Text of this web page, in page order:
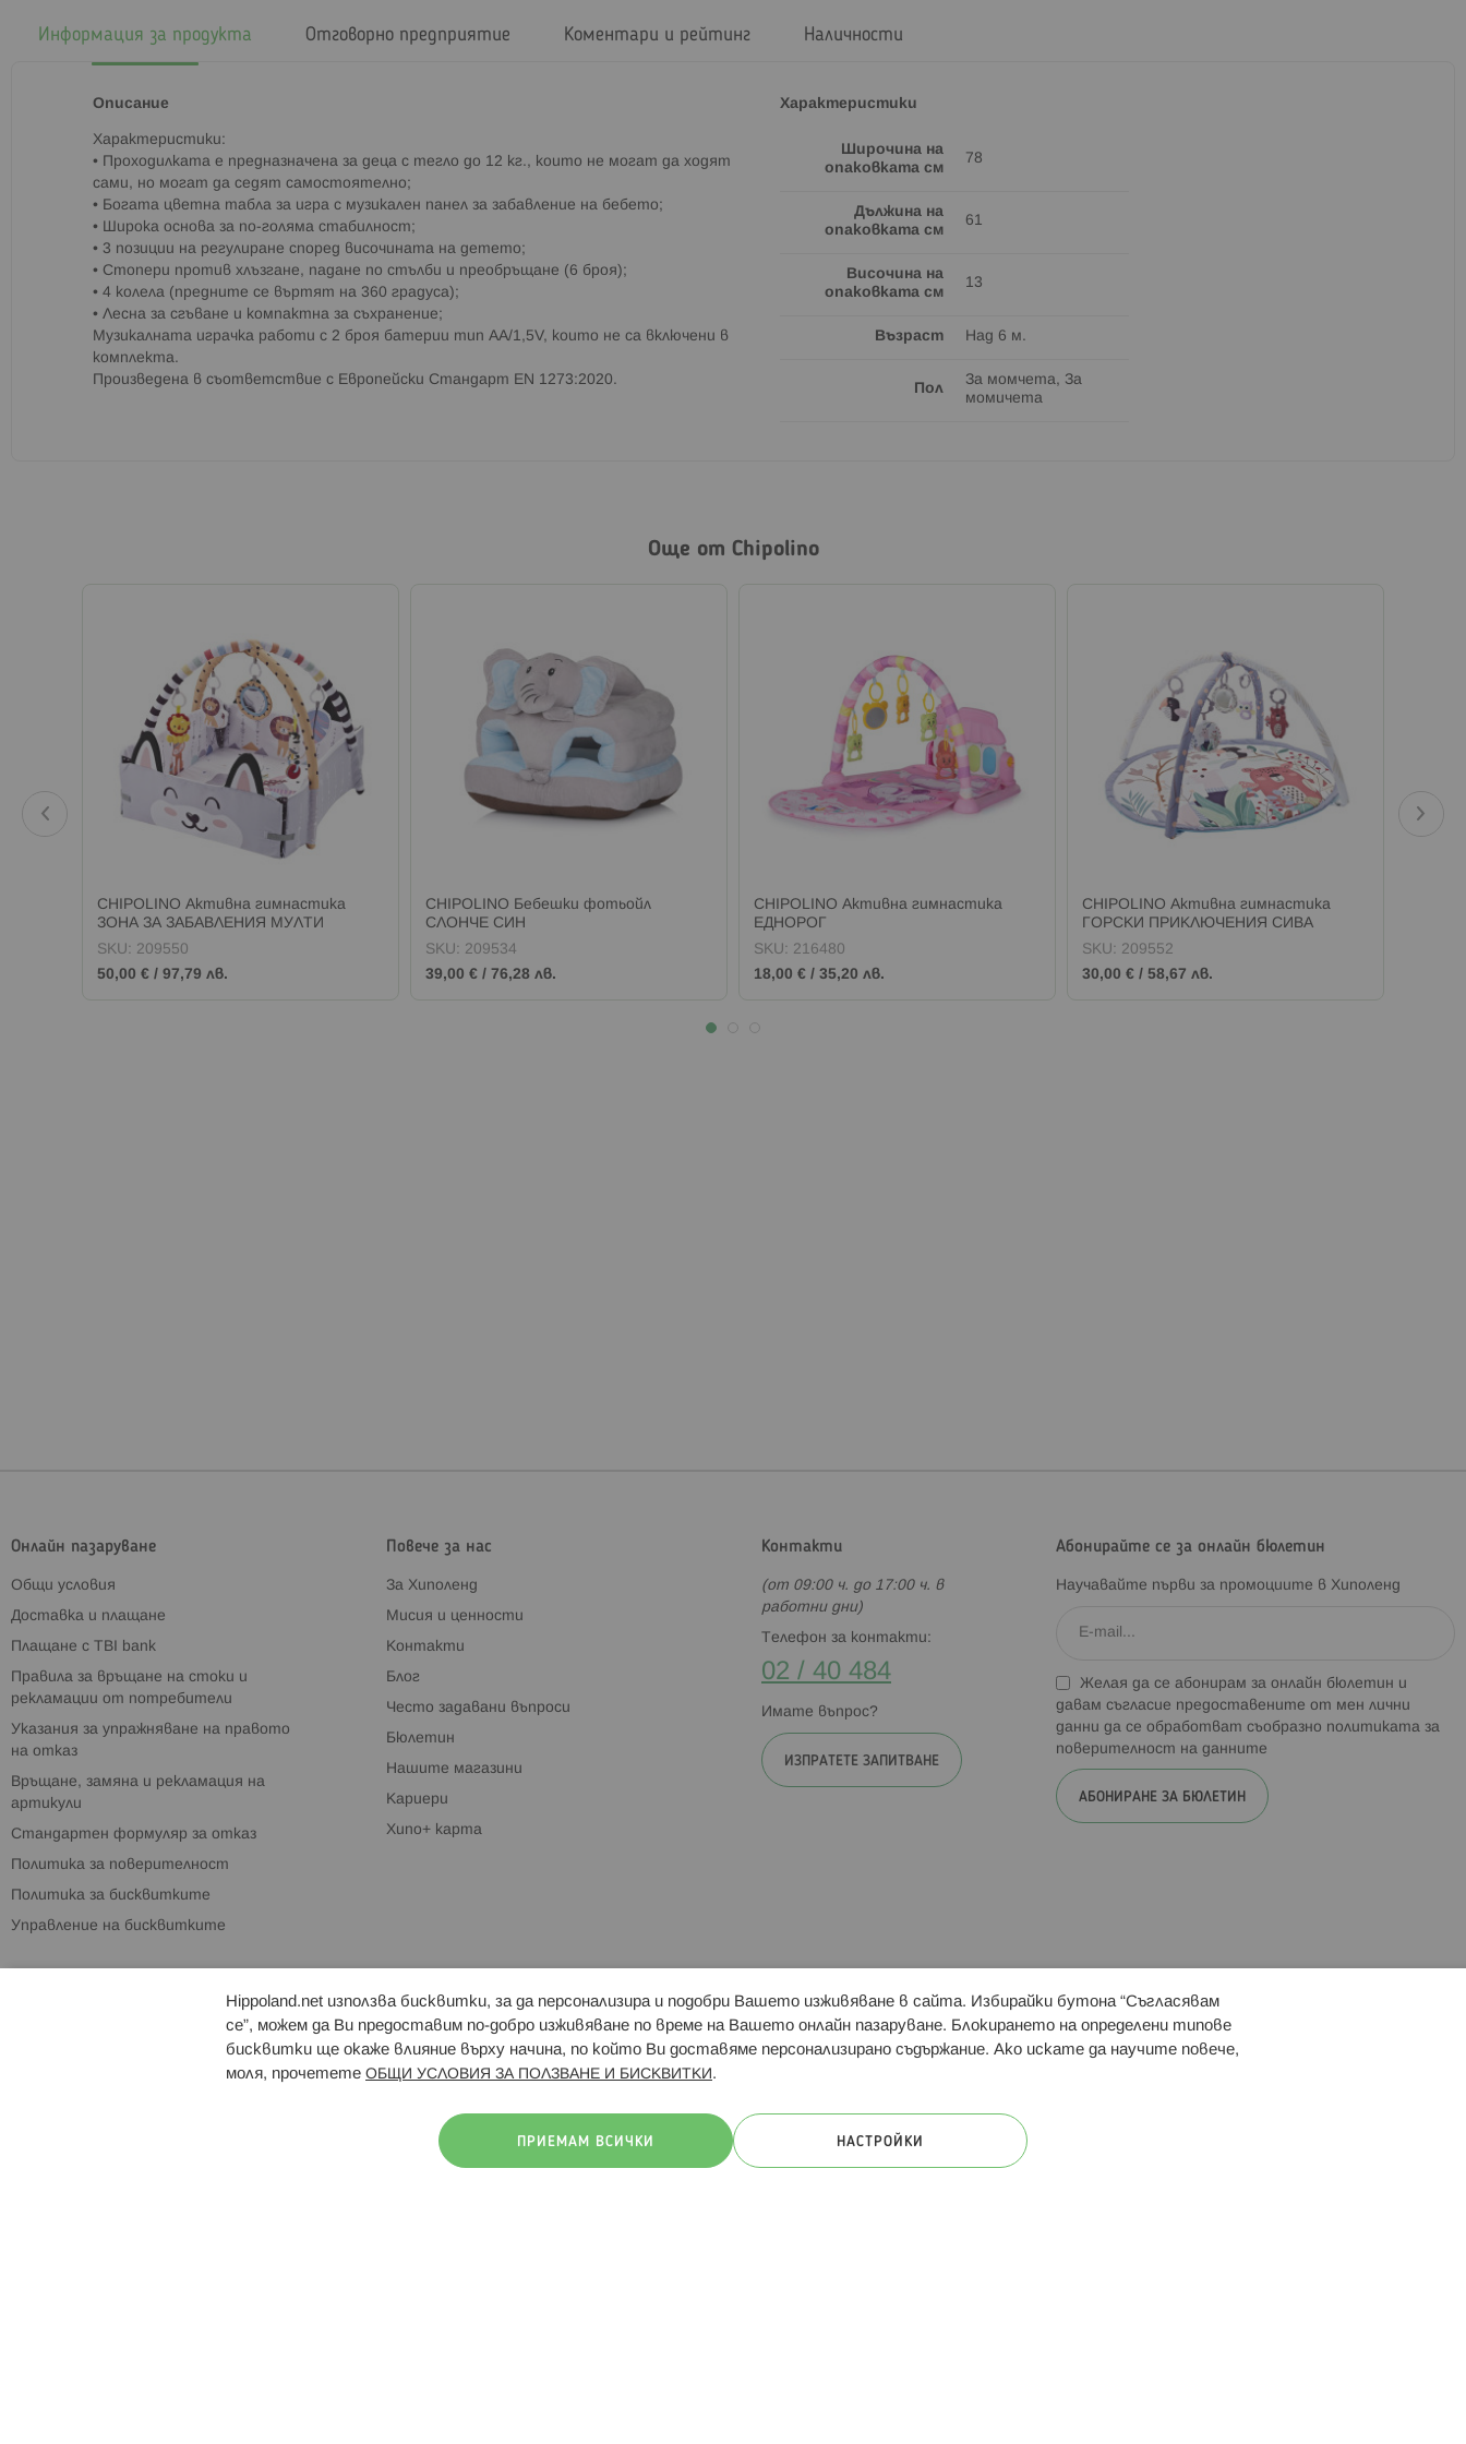
Информация за продукта
Описание
Характеристики:
• Проходилката е предназначена за деца с тегло до 12 кг., които не могат да ходят
сами, но могат да седят самостоятелно;
• Богата цветна табла за игра с музикален панел за забавление на бебето;
• Широка основа за по-голяма стабилност;
• 3 позиции на регулиране според височината на детето;
• Стопери против хлъзгане, падане по стълби и преобръщане (6 броя);
• 4 колела (предните се въртят на 360 градуса);
• Лесна за сгъване и компактна за съхранение;
Музикалната играчка работи с 2 броя батерии тип АА/1,5V, които не са включени в
комплекта.
Произведена в съответствие с Европейски Стандарт EN 1273:2020.
Характеристики
Широчина на
опаковката см
78
Дължина на
опаковката см
61
Височина на
опаковката см
13
Възраст Над 6 м.
Пол
За момчета, За
момичета
Отговорно предприятие Коментари и рейтинг Наличности
Още от Chipolino
CHIPOLINO Активна гимнастика
ЗОНА ЗА ЗАБАВЛЕНИЯ МУЛТИ
SKU: 209550
50,00 € / 97,79 лв.
CHIPOLINO Бебешки фотьойл
СЛОНЧЕ СИН
SKU: 209534
39,00 € / 76,28 лв.
CHIPOLINO Активна гимнастика
ЕДНОРОГ
SKU: 216480
18,00 € / 35,20 лв.
CHIPOLINO Активна гимнастика
ГОРСКИ ПРИКЛЮЧЕНИЯ СИВА
SKU: 209552
30,00 € / 58,67 лв.
Онлайн пазаруване
Общи условия
Доставка и плащане
Плащане с TBI bank
Правила за връщане на стоки и
рекламации от потребители
Указания за упражняване на правото
на отказ
Връщане, замяна и рекламация на
артикули
Стандартен формуляр за отказ
Политика за поверителност
Политика за бисквитките
Управление на бисквитките
Повече за нас
За Хиполенд
Мисия и ценности
Контакти
Блог
Често задавани въпроси
Бюлетин
Нашите магазини
Кариери
Хипо+ карта
Контакти
(от 09:00 ч. до 17:00 ч. в
работни дни)
Телефон за контакти:
02 / 40 484
Имате въпрос?
ИЗПРАТЕТЕ ЗАПИТВАНЕ
Абонирайте се за онлайн бюлетин
Научавайте първи за промоциите в Хиполенд
Желая да се абонирам за онлайн бюлетин и
давам съгласие предоставените от мен лични
данни да се обработват съобразно политиката за
поверителност на данните
АБОНИРАНЕ ЗА БЮЛЕТИН
Брошури Магазини Свързани сайтове: Hippoland.ro Последвайте ни:
Hippoland.net използва бисквитки, за да персонализира и подобри Вашето изживяване в сайта. Избирайки бутона “Съгласявам
се”, можем да Ви предоставим по-добро изживяване по време на Вашето онлайн пазаруване. Блокирането на определени типове
бисквитки ще окаже влияние върху начина, по който Ви доставяме персонализирано съдържание. Ако искате да научите повече,
моля, прочетете ОБЩИ УСЛОВИЯ ЗА ПОЛЗВАНЕ И БИСКВИТКИ .
ПРИЕМАМ ВСИЧКИ НАСТРОЙКИ